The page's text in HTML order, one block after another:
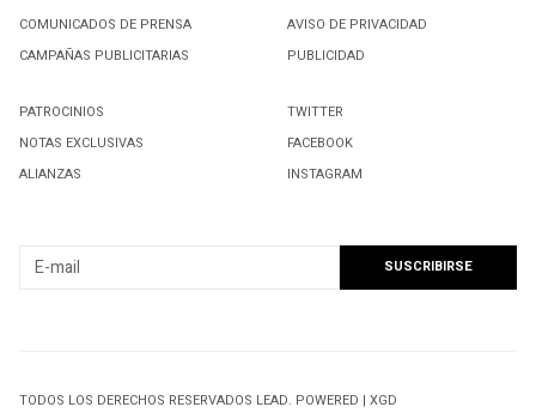
COMUNICADOS DE PRENSA
CAMPAÑAS PUBLICITARIAS
AVISO DE PRIVACIDAD
PUBLICIDAD
PATROCINIOS
NOTAS EXCLUSIVAS
ALIANZAS
TWITTER
FACEBOOK
INSTAGRAM
TODOS LOS DERECHOS RESERVADOS LEAD. POWERED | XGD